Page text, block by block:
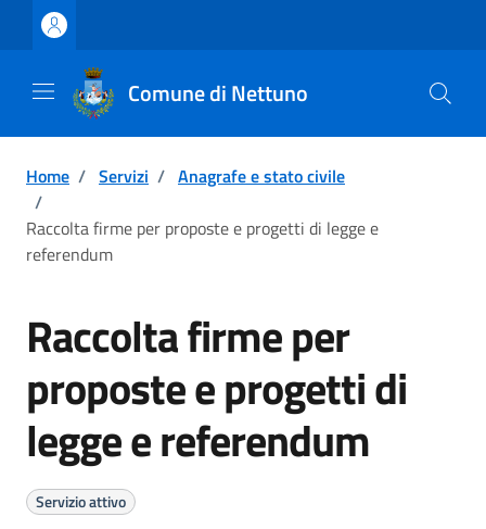
Vai ai contenuti
Vai al footer
Comune di Nettuno
Home / Servizi / Anagrafe e stato civile
/
Raccolta firme per proposte e progetti di legge e
referendum
Raccolta firme per
proposte e progetti di
legge e referendum
Servizio attivo